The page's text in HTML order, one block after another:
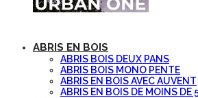
ABRIS EN BOIS
ABRIS BOIS DEUX PANS
ABRIS BOIS MONO PENTE
ABRIS EN BOIS AVEC AUVENT
ABRIS EN BOIS DE MOINS DE